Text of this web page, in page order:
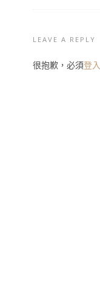
LEAVE A REPLY
很抱歉，必須登入